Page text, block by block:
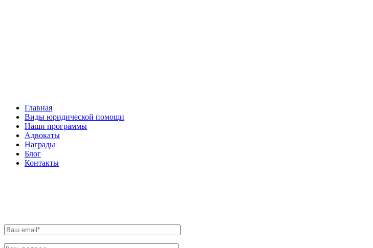
Главная
Виды юридической помощи
Наши программы
Адвокаты
Награды
Блог
Контакты